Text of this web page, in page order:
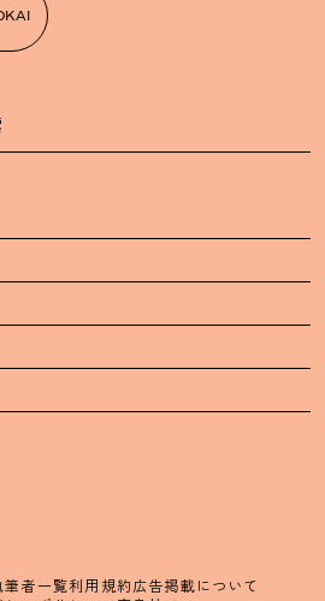
筆者一覧利用規約広告掲載について